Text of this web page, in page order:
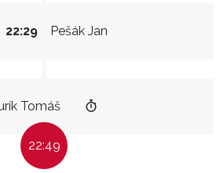
Pešák Jan
22:29
Tomáš
22:49